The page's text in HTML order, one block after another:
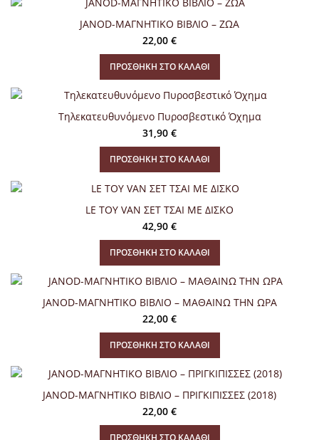
JANOD-ΜΑΓΝΗΤΙΚΟ ΒΙΒΛΙΟ – ΖΩΑ
22,00 €
ΠΡΟΣΘΉΚΗ ΣΤΟ ΚΑΛΆΘΙ
Τηλεκατευθυνόμενο Πυροσβεστικό Όχημα
31,90 €
ΠΡΟΣΘΉΚΗ ΣΤΟ ΚΑΛΆΘΙ
LE TOY VAN ΣΕΤ ΤΣΑΙ ΜΕ ΔΙΣΚΟ
42,90 €
ΠΡΟΣΘΉΚΗ ΣΤΟ ΚΑΛΆΘΙ
JANOD-ΜΑΓΝΗΤΙΚΟ ΒΙΒΛΙΟ – ΜΑΘΑΙΝΩ ΤΗΝ ΩΡΑ
22,00 €
ΠΡΟΣΘΉΚΗ ΣΤΟ ΚΑΛΆΘΙ
JANOD-ΜΑΓΝΗΤΙΚΟ ΒΙΒΛΙΟ – ΠΡΙΓΚΙΠΙΣΣΕΣ (2018)
22,00 €